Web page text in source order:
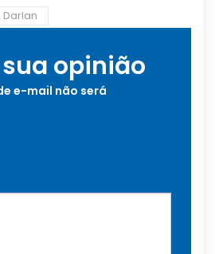
Darlan
opinião
e-mail não será